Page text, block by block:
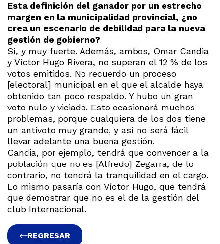
Esta definición del ganador por un estrecho
margen en la municipalidad provincial, ¿no
crea un escenario de debilidad para la nueva
gestión de gobierno?
Sí, y muy fuerte. Además, ambos, Omar Candia
y Víctor Hugo Rivera, no superan el 12 % de los
votos emitidos. No recuerdo un proceso
[electoral] municipal en el que el alcalde haya
obtenido tan poco respaldo. Y hubo un gran
voto nulo y viciado. Esto ocasionará muchos
problemas, porque cualquiera de los dos tiene
un antivoto muy grande, y así no será fácil
llevar adelante una buena gestión.
Candia, por ejemplo, tendrá que convencer a la
población que no es [Alfredo] Zegarra, de lo
contrario, no tendrá la tranquilidad en el cargo.
Lo mismo pasaría con Víctor Hugo, que tendrá
que demostrar que no es el de la gestión del
club Internacional.
REGRESAR